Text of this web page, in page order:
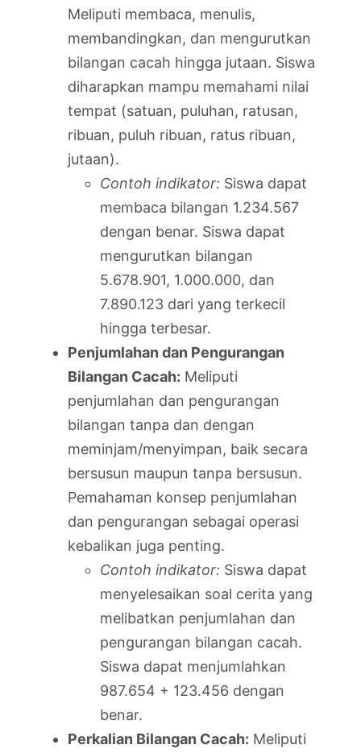
Meliputi membaca, menulis,
membandingkan, dan mengurutkan
bilangan cacah hingga jutaan. Siswa
diharapkan mampu memahami nilai
tempat (satuan, puluhan, ratusan,
ribuan, puluh ribuan, ratus ribuan,
jutaan).
Contoh indikator: Siswa dapat
membaca bilangan 1.234.567
dengan benar. Siswa dapat
mengurutkan bilangan
5.678.901, 1.000.000, dan
7.890.123 dari yang terkecil
hingga terbesar.
Penjumlahan dan Pengurangan
Bilangan Cacah: Meliputi
penjumlahan dan pengurangan
bilangan tanpa dan dengan
meminjam/menyimpan, baik secara
bersusun maupun tanpa bersusun.
Pemahaman konsep penjumlahan
dan pengurangan sebagai operasi
kebalikan juga penting.
Contoh indikator: Siswa dapat
menyelesaikan soal cerita yang
melibatkan penjumlahan dan
pengurangan bilangan cacah.
Siswa dapat menjumlahkan
987.654 + 123.456 dengan
benar.
Perkalian Bilangan Cacah: Meliputi